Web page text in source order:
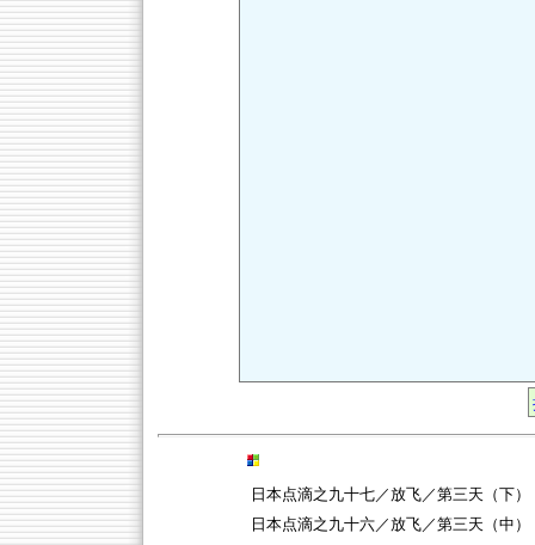
日本点滴之九十七／放飞／第三天（下）
日本点滴之九十六／放飞／第三天（中）